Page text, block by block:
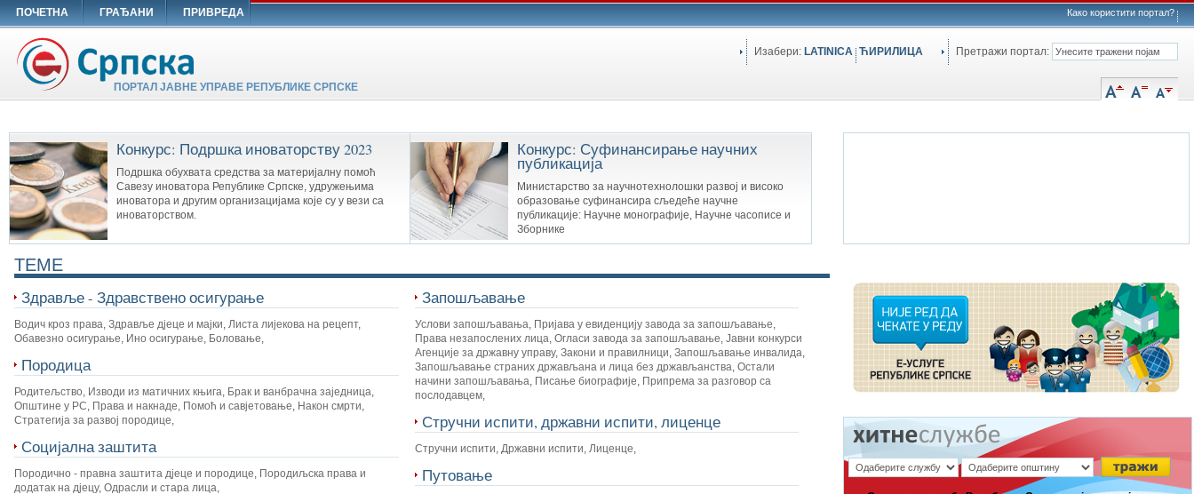
ПОЧЕТНА ГРАЂАНИ ПРИВРЕДА Како користити портал?
ПОРТАЛ ЈАВНЕ УПРАВЕ РЕПУБЛИКЕ СРПСКЕ
Изабери: LATINICA ЋИРИЛИЦА Претражи портал:
Конкурс: Суфинансирање научних
публикација
Министарство за научнотехнолошки развој и високо
образовање суфинансира сљедеће научне
публикације: Научне монографије, Научне часописе и
Зборнике
Конкурс: Подршка иноваторству 2023
Подршка обухвата средства за материјалну помоћ
Савезу иноватора Републике Српске, удружењима
иноватора и другим организацијама које су у вези са
иноваторством.
TEME
Здравље - Здравствено осигурање
Водич кроз права, Здравље дјеце и мајки, Листа лијекова на рецепт,
Обавезно осигурање, Ино осигурање, Боловање,
Породица
Родитељство, Изводи из матичних књига, Брак и ванбрачна заједница,
Општине у РС, Права и накнаде, Помоћ и савјетовање, Након смрти,
Стратегија за развој породице,
Социјална заштита
Породично - правна заштита дјеце и породице, Породиљска права и
додатак на дјецу, Одрасли и стара лица,
Запошљавање
Услови запошљавања, Пријава у евиденцију завода за запошљавање,
Права незапослених лица, Огласи завода за запошљавање, Јавни конкурси
Агенције за државну управу, Закони и правилници, Запошљавање инвалида,
Запошљавање страних држављана и лица без држављанства, Остали
начини запошљавања, Писање биографије, Припрема за разговор са
послодавцем,
Стручни испити, државни испити, лиценце
Стручни испити, Државни испити, Лиценце,
Путовање